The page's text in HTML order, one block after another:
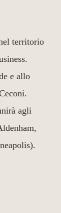
territorio
e allo
agli